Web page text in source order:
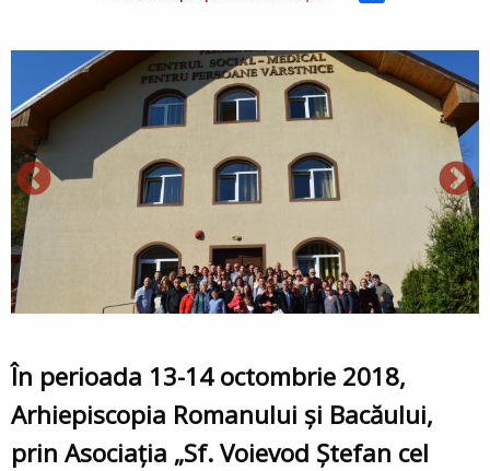
În perioada 13-14 octombrie 2018,
Arhiepiscopia Romanului și Bacăului,
prin Asociația „Sf. Voievod Ștefan cel